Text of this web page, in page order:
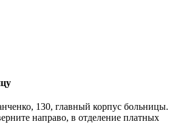
130, главный корпус больницы.
направо, в отделение платных